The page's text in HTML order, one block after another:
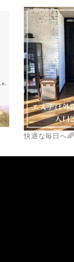
快適な毎日へ🌈